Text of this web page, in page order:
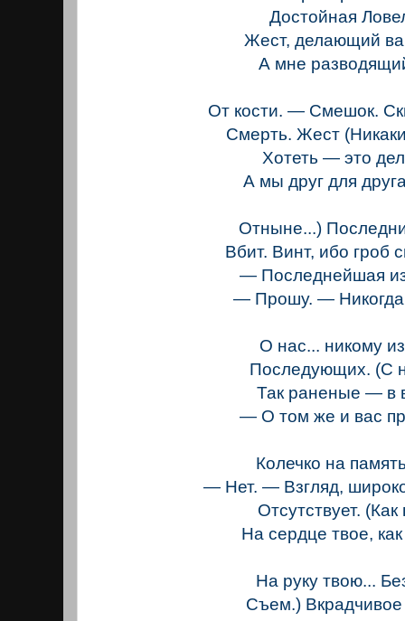
Достойная
Жест, делающий
А мне
От кости. — Смешок.
Смерть. Жест
Хотеть — это
А мы друг для
Отныне...)
Вбит. Винт, ибо гроб
— Последнейшая
— Прошу. — Никогда
О нас... никому
Последующих. (С
Так раненые — в
— О том же и вас
Колечко на
— Нет. — Взгляд,
Отсутствует. (Как
На сердце твое,
На руку твою...
Съем.)